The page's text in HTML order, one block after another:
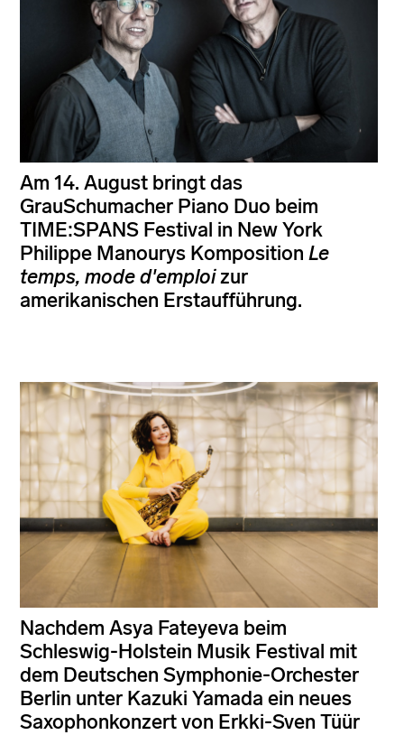
Am 14. August bringt das
GrauSchumacher Piano Duo beim
TIME:SPANS Festival in New York
Philippe Manourys Komposition Le
temps, mode d'emploizur
amerikanischen Erstaufführung.
Nachdem Asya Fateyeva beim
Schleswig-Holstein Musik Festival mit
dem Deutschen Symphonie-Orchester
Berlin unter Kazuki Yamada ein neues
Saxophonkonzert von Erkki-Sven Tüür